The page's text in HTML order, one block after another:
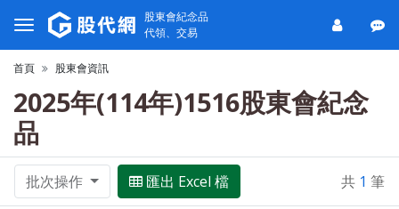
股東會紀念品
代領、交易
首頁 股東會資訊
2025年(114年)1516股東會紀念
品
批次操作 匯出 Excel 檔 共 1 筆